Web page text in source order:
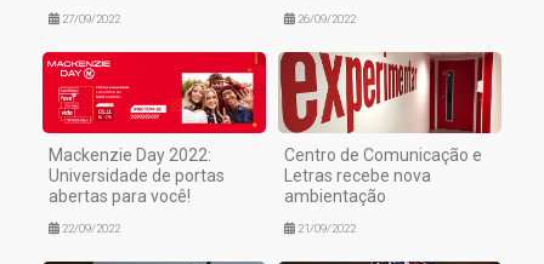
27/09/2022 26/09/2022
Mackenzie Day 2022:
Universidade de portas
abertas para você!
22/09/2022
Centro de Comunicação e
Letras recebe nova
ambientação
21/09/2022